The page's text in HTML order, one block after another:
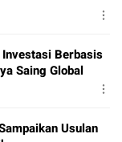
Berbasis
Saing Global
Usulan